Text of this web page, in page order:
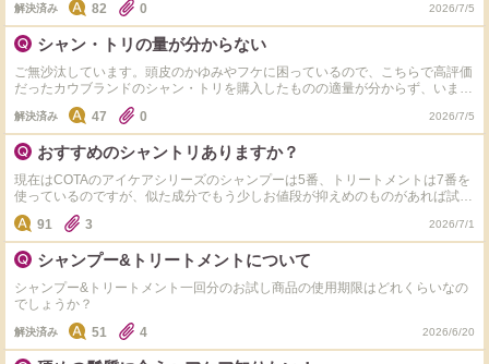
解決済み 82 0 2026/7/5
シャン・トリの量が分からない
ご無沙汰しています。頭皮のかゆみやフケに困っているので、こちらで高評価
だったカウブランドのシャン・トリを購入したものの適量が分からず、いま、
シャンプーは500円玉位、トリートメントは2.5cmにして2週間位使っています
が、フケ・かゆみ共に健在です(涙) 私の髪は硬くて太くて多毛のベリーショー
ト。どなたか使用中の方から適量に関するアドバイスを、お願いいたします！
解決済み 47 0 2026/7/5
おすすめのシャントリありますか？
現在はCOTAのアイケアシリーズのシャンプーは5番、トリートメントは7番を
使っているのですが、似た成分でもう少しお値段が抑えめのものがあれば試し
てみたいと思ってます！ おすすめがあれば教えてもらえると嬉しいです！
91 3 2026/7/1
シャンプー&トリートメントについて
シャンプー&トリートメント一回分のお試し商品の使用期限はどれくらいなの
でしょうか？
解決済み 51 4 2026/6/20